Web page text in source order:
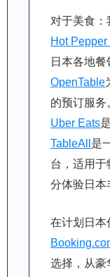
对于美食：
Hot Pepper
日本各地餐
OpenTable
的预订服务
Uber Eats
TableAll 是
台，适用
分体验日本
在计划日本
选择，从豪